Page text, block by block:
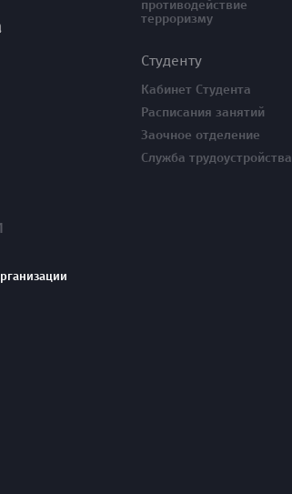
противодействие
терроризму
Студенту
Кабинет Студента
Расписания занятий
Заочное отделение
Служба трудоустройства